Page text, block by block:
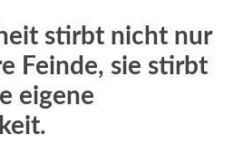
stirbt nicht nur
Feinde, sie stirbt
eigene